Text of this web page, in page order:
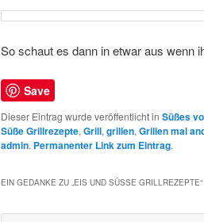
So schaut es dann in etwar aus wenn
Save
Dieser Eintrag wurde veröffentlicht in Süßes
Süße Grillrezepte, Grill, grillen, Grillen mal
admin. Permanenter Link zum Eintrag.
EIN GEDANKE ZU „ EIS UND SÜSSE GRILLREZEPTE “